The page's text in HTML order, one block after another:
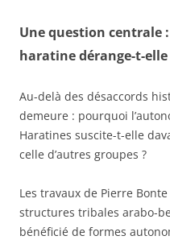
Une question centrale
haratine dérange-t-elle
Au-delà des désaccords
demeure : pourquoi
Haratines suscite-t-elle
celle d’autres groupes ?
Les travaux de Pierre
structures tribales arabo-
bénéficié de formes